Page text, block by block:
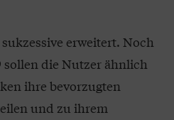
erweitert. Noch
sollen die Nutzer ähnlich
ihre bevorzugten
und zu ihrem